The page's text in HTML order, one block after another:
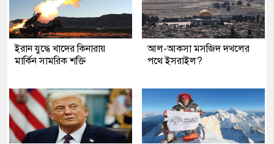
ইরান যুদ্ধে খাদের কিনারায়
মার্কিন সামরিক শক্তি
আল-আকসা মসজিদ দখলের
পথে ইসরাইল?